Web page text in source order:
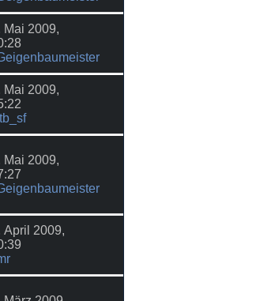
Mai 2009,
Mai 2009,
Mai 2009,
April 2009,